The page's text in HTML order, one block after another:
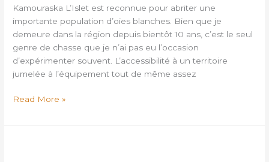
Kamouraska L’Islet est reconnue pour abriter une
importante population d’oies blanches. Bien que je
demeure dans la région depuis bientôt 10 ans, c’est le seul
genre de chasse que je n’ai pas eu l’occasion
d’expérimenter souvent. L’accessibilité à un territoire
jumelée à l’équipement tout de même assez
guide
pour
vous
initier
Read More »